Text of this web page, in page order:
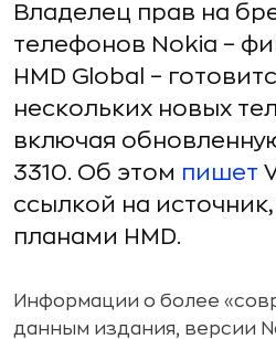
Владелец прав на
телефонов Nokia –
HMD Global –
нескольких новых
включая
3310. Об этом пишет
ссылкой на
планами HMD.
Информации о более
данным издания, версии